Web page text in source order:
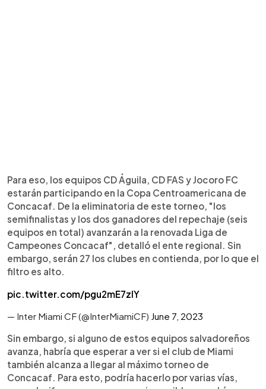
Para eso, los equipos CD Águila, CD FAS y Jocoro FC
estarán participando en la Copa Centroamericana de
Concacaf. De la eliminatoria de este torneo, "los
semifinalistas y los dos ganadores del repechaje (seis
equipos en total) avanzarán a la renovada Liga de
Campeones Concacaf", detalló el ente regional. Sin
embargo, serán 27 los clubes en contienda, por lo que el
filtro es alto.
pic.twitter.com/pgu2mE7zlY
— Inter Miami CF (@InterMiamiCF) June 7, 2023
Sin embargo, si alguno de estos equipos salvadoreños
avanza, habría que esperar a ver si el club de Miami
también alcanza a llegar al máximo torneo de
Concacaf. Para esto, podría hacerlo por varias vías,